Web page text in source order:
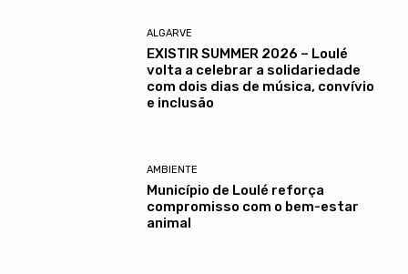
ALGARVE
EXISTIR SUMMER 2026 – Loulé
volta a celebrar a solidariedade
com dois dias de música, convívio
e inclusão
AMBIENTE
Município de Loulé reforça
compromisso com o bem-estar
animal